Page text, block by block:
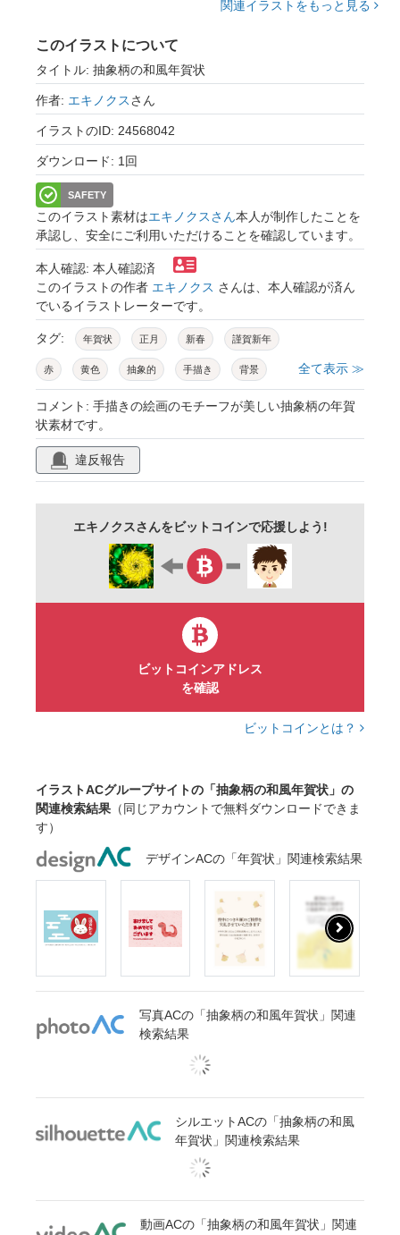
関連イラストをもっと見る
このイラストについて
タイトル: 抽象柄の和風年賀状
作者: エキノクスさん
イラストのID: 24568042
ダウンロード: 1回
SAFETY
このイラスト素材はエキノクスさん本人が制作したことを
承認し、安全にご利用いただけることを確認しています。
本人確認: 本人確認済
このイラストの作者 エキノクス さんは、本人確認が済ん
でいるイラストレーターです。
タグ: 年賀状 正月 新春 謹賀新年
赤 黄色 抽象的 手描き 背景
壁紙 ちらし 広告 デザイン
あしらい
鮮やか 華やか
エネルギッシュ ラグジュアリー 高級感
絵画 デカルコマニー
ディテール 美しい
季節物 web
フリー素材 無料
全て表示 ≫
コメント: 手描きの絵画のモチーフが美しい抽象柄の年賀
状素材です。
違反報告
エキノクスさんをビットコインで応援しよう!
ビットコインアドレス
を確認
ビットコインとは？
イラストACグループサイトの「抽象柄の和風年賀状」の
関連検索結果 （同じアカウントで無料ダウンロードできま
す）
デザインACの「年賀状」関連検索結果
写真ACの「抽象柄の和風年賀状」関連
検索結果
シルエットACの「抽象柄の和風
年賀状」関連検索結果
動画ACの「抽象柄の和風年賀状」関連